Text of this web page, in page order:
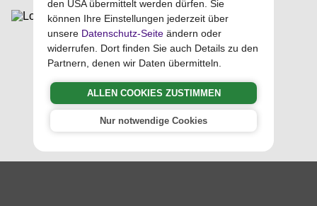
Groupy CRM+
Software fürGarten- und
Landschaftsbau
den USA übermittelt werden dürfen. Sie
können Ihre Einstellungen jederzeit über
unsere Datenschutz-Seite ändern oder
widerrufen. Dort finden Sie auch Details zu den
Partnern, denen wir Daten übermitteln.
ALLEN COOKIES ZUSTIMMEN
Nur notwendige Cookies